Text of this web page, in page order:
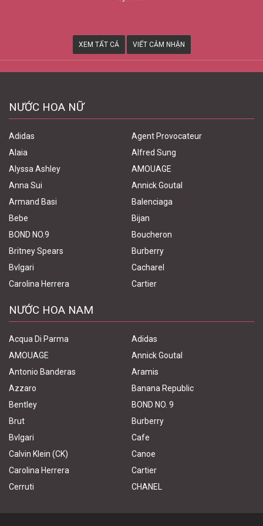
XEM TẤT CẢ VIẾT CẢM NHẬN
NƯỚC HOA NỮ
Adidas
Agent Provocateur
Alaia
Alfred Sung
Alyssa Ashley
AMOUAGE
Anna Sui
Annick Goutal
Armand Basi
Balenciaga
Bebe
Bijan
BOND NO.9
Boucheron
Britney Spears
Burberry
Bvlgari
Cacharel
Carolina Herrera
Cartier
NƯỚC HOA NAM
Acqua Di Parma
Adidas
AMOUAGE
Annick Goutal
Antonio Banderas
Aramis
Azzaro
Banana Republic
Bentley
BOND NO. 9
Brut
Burberry
Bvlgari
Cafe
Calvin Klein (CK)
Canoe
Carolina Herrera
Cartier
Cerruti
CHANEL